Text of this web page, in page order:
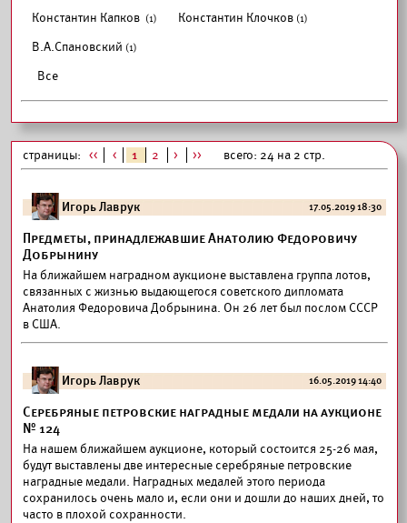
Константин Капков (1) Константин Клочков (1)
В.А.Спановский (1)
Все
страницы: << < 1 2 > >> всего: 24 на 2 стр.
Игорь Лаврук 17.05.2019 18:30
Предметы, принадлежавшие Анатолию Федоровичу
Добрынину
На ближайшем наградном аукционе выставлена группа лотов,
связанных с жизнью выдающегося советского дипломата
Анатолия Федоровича Добрынина. Он 26 лет был послом СССР
в США.
Игорь Лаврук 16.05.2019 14:40
Серебряные петровские наградные медали на аукционе
№ 124
На нашем ближайшем аукционе, который состоится 25-26 мая,
будут выставлены две интересные серебряные петровские
наградные медали. Наградных медалей этого периода
сохранилось очень мало и, если они и дошли до наших дней, то
часто в плохой сохранности.